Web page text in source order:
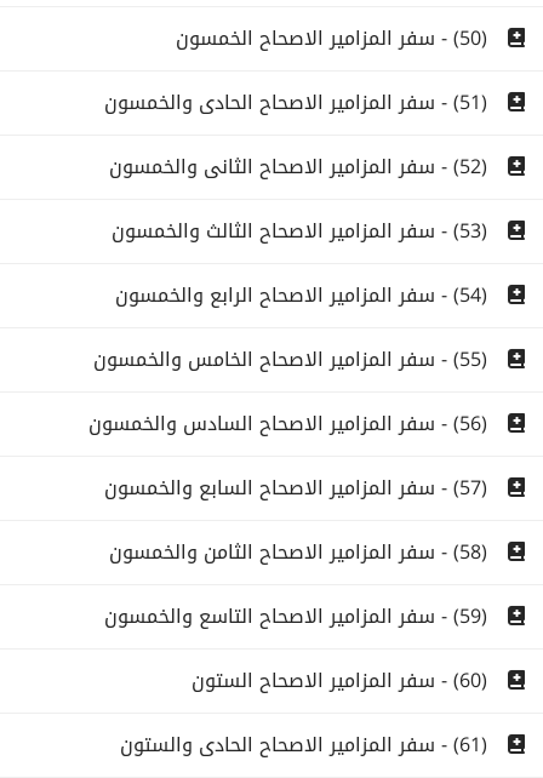
(50) - سفر المزامير الاصحاح الخمسون
(51) - سفر المزامير الاصحاح الحادى والخمسون
(52) - سفر المزامير الاصحاح الثانى والخمسون
(53) - سفر المزامير الاصحاح الثالث والخمسون
(54) - سفر المزامير الاصحاح الرابع والخمسون
(55) - سفر المزامير الاصحاح الخامس والخمسون
(56) - سفر المزامير الاصحاح السادس والخمسون
(57) - سفر المزامير الاصحاح السابع والخمسون
(58) - سفر المزامير الاصحاح الثامن والخمسون
(59) - سفر المزامير الاصحاح التاسع والخمسون
(60) - سفر المزامير الاصحاح الستون
(61) - سفر المزامير الاصحاح الحادى والستون